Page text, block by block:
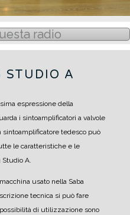
radio
STUDIO A
espressione della
i sintoamplificatori a valvole
sintoamplificatore tedesco può
le caratteristiche e le
Studio A.
usato nella Saba
tecnica si può fare
di utilizzazione sono